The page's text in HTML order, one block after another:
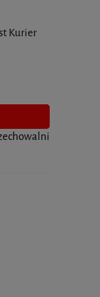
Kurier